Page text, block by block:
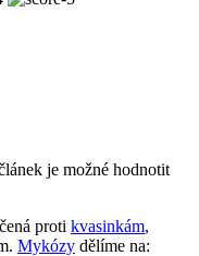
je možné hodnotit
proti kvasinkám,
Mykózy dělíme na: